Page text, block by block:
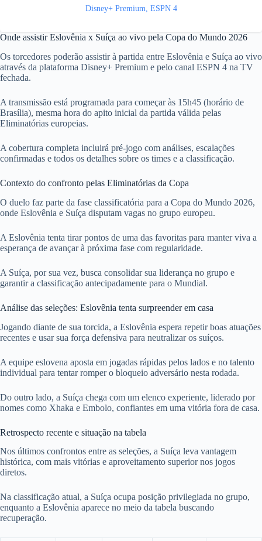
Disney+ Premium, ESPN 4
Onde assistir Eslovênia x Suíça ao vivo pela Copa do Mundo 2026
Os torcedores poderão assistir à partida entre Eslovênia e Suíça ao vivo
através da plataforma Disney+ Premium e pelo canal ESPN 4 na TV
fechada.
A transmissão está programada para começar às 15h45 (horário de
Brasília), mesma hora do apito inicial da partida válida pelas
Eliminatórias europeias.
A cobertura completa incluirá pré-jogo com análises, escalações
confirmadas e todos os detalhes sobre os times e a classificação.
Contexto do confronto pelas Eliminatórias da Copa
O duelo faz parte da fase classificatória para a Copa do Mundo 2026,
onde Eslovênia e Suíça disputam vagas no grupo europeu.
A Eslovênia tenta tirar pontos de uma das favoritas para manter viva a
esperança de avançar à próxima fase com regularidade.
A Suíça, por sua vez, busca consolidar sua liderança no grupo e
garantir a classificação antecipadamente para o Mundial.
Análise das seleções: Eslovênia tenta surpreender em casa
Jogando diante de sua torcida, a Eslovênia espera repetir boas atuações
recentes e usar sua força defensiva para neutralizar os suíços.
A equipe eslovena aposta em jogadas rápidas pelos lados e no talento
individual para tentar romper o bloqueio adversário nesta rodada.
Do outro lado, a Suíça chega com um elenco experiente, liderado por
nomes como Xhaka e Embolo, confiantes em uma vitória fora de casa.
Retrospecto recente e situação na tabela
Nos últimos confrontos entre as seleções, a Suíça leva vantagem
histórica, com mais vitórias e aproveitamento superior nos jogos
diretos.
Na classificação atual, a Suíça ocupa posição privilegiada no grupo,
enquanto a Eslovênia aparece no meio da tabela buscando
recuperação.